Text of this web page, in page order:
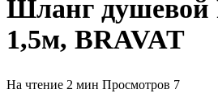
Шланг душевой
1,5м, BRAVAT
На чтение 2 мин Просмотров 7